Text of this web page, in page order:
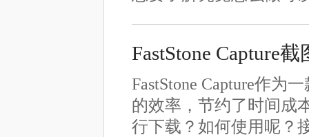
FastStone Capture
FastStone Capture作为
的效率，节约了时间成
行下载？如何使用呢？